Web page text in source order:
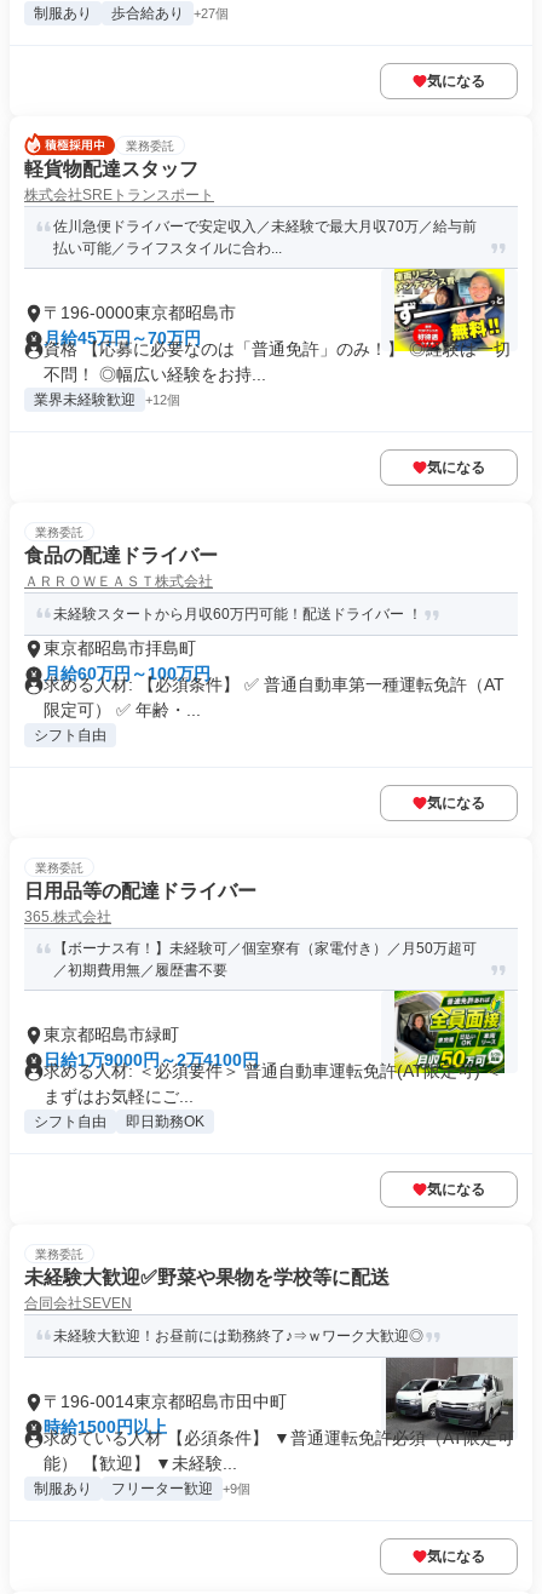
制服あり 歩合給あり +27個
気になる
業務委託
軽貨物配達スタッフ
株式会社SREトランスポート
佐川急便ドライバーで安定収入／未経験で最大月収70万／給与前
払い可能／ライフスタイルに合わ...
〒196-0000東京都昭島市
月給45万円～70万円
資格 【応募に必要なのは「普通免許」のみ！】 ◎経験は一切
不問！ ◎幅広い経験をお持...
業界未経験歓迎 +12個
気になる
業務委託
食品の配達ドライバー
ＡＲＲＯＷＥＡＳＴ株式会社
未経験スタートから月収60万円可能！配送ドライバー ！
東京都昭島市拝島町
月給60万円～100万円
求める人材: 【必須条件】 ✅ 普通自動車第一種運転免許（AT
限定可） ✅ 年齢・...
シフト自由
気になる
業務委託
日用品等の配達ドライバー
365.株式会社
【ボーナス有！】未経験可／個室寮有（家電付き）／月50万超可
／初期費用無／履歴書不要
東京都昭島市緑町
日給1万9000円～2万4100円
求める人材: ＜必須要件＞ 普通自動車運転免許(AT限定可) ＜
まずはお気軽にご...
シフト自由 即日勤務OK
気になる
業務委託
未経験大歓迎✅野菜や果物を学校等に配送
合同会社SEVEN
未経験大歓迎！お昼前には勤務終了♪⇒ｗワーク大歓迎◎
〒196-0014東京都昭島市田中町
時給1500円以上
求めている人材 【必須条件】 ▼普通運転免許必須（AT限定可
能） 【歓迎】 ▼未経験...
制服あり フリーター歓迎 +9個
気になる